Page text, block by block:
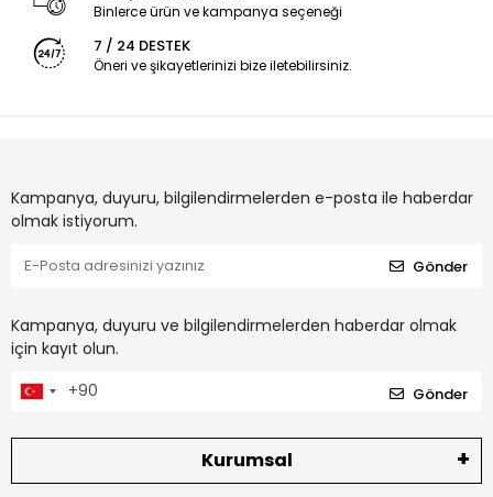
Binlerce ürün ve kampanya seçeneği
7 / 24 DESTEK
Öneri ve şikayetlerinizi bize iletebilirsiniz.
Kampanya, duyuru, bilgilendirmelerden e-posta ile haberdar
olmak istiyorum.
Gönder
Kampanya, duyuru ve bilgilendirmelerden haberdar olmak
için kayıt olun.
Gönder
Kurumsal